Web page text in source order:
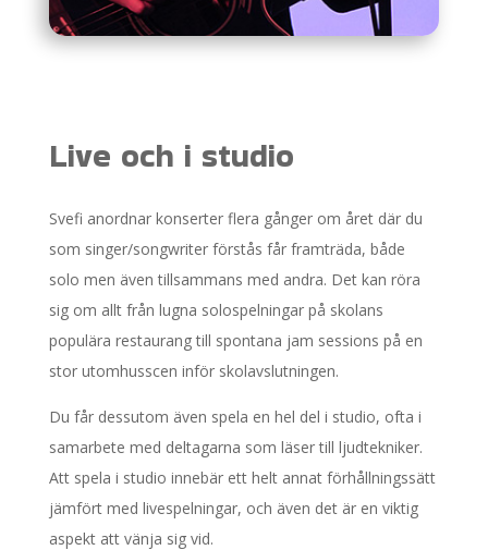
Live och i studio
Svefi anordnar konserter flera gånger om året där du
som singer/songwriter förstås får framträda, både
solo men även tillsammans med andra. Det kan röra
sig om allt från lugna solospelningar på skolans
populära restaurang till spontana jam sessions på en
stor utomhusscen inför skolavslutningen.
Du får dessutom även spela en hel del i studio, ofta i
samarbete med deltagarna som läser till ljudtekniker.
Att spela i studio innebär ett helt annat förhållningssätt
jämfört med livespelningar, och även det är en viktig
aspekt att vänja sig vid.